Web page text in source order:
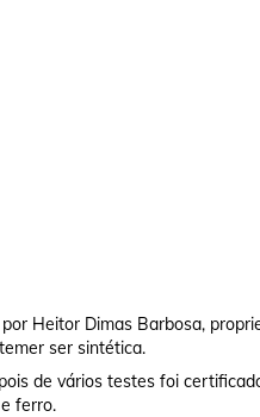
Heitor Dimas Barbosa,
ser sintética.
de vários testes foi
ferro.